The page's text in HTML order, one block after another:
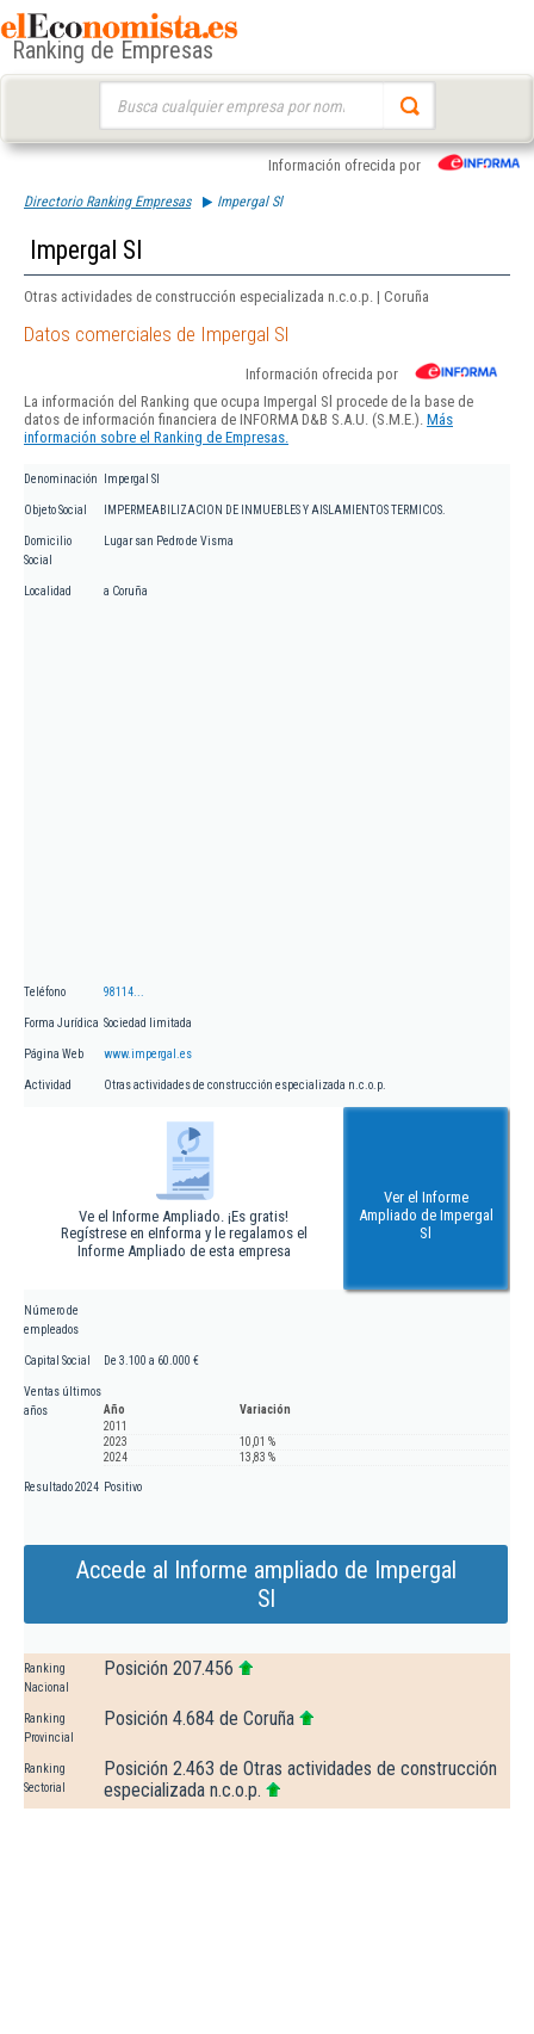
Ranking de Empresas
Información ofrecida por
Directorio Ranking Empresas Impergal Sl
Impergal Sl
Otras actividades de construcción especializada n.c.o.p. | Coruña
Datos comerciales de Impergal Sl
Información ofrecida por
La información del Ranking que ocupa Impergal Sl procede de la base de
datos de información financiera de INFORMA D&B S.A.U. (S.M.E.). Más
información sobre el Ranking de Empresas.
Denominación Impergal Sl
Objeto Social IMPERMEABILIZACION DE INMUEBLES Y AISLAMIENTOS TERMICOS.
Domicilio
Social
Lugar san Pedro de Visma
Localidad a Coruña
Teléfono 98114...
Forma Jurídica Sociedad limitada
Página Web www.impergal.es
Actividad Otras actividades de construcción especializada n.c.o.p.
Ve el Informe Ampliado. ¡Es gratis!
Regístrese en eInforma y le regalamos el
Informe Ampliado de esta empresa
Ver el Informe
Ampliado de Impergal
Sl
Número de
empleados
Capital Social De 3.100 a 60.000 €
Ventas últimos
años
Año
Variación
2011
2023
10,01 %
2024
13,83 %
Resultado 2024 Positivo
Accede al Informe ampliado de Impergal
Sl
Ranking
Nacional
Posición 207.456
Ranking
Provincial
Posición 4.684 de Coruña
Ranking
Sectorial
Posición 2.463 de Otras actividades de construcción
especializada n.c.o.p.